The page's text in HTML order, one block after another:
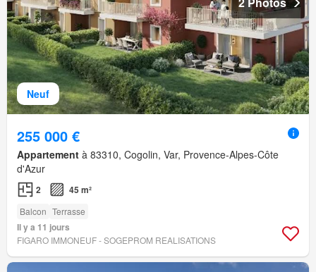
Neuf
255 000 €
Appartement à 83310, Cogolin, Var, Provence-Alpes-Côte
d'Azur
2 45 m²
Balcon Terrasse
Il y a 11 jours
FIGARO IMMONEUF - SOGEPROM REALISATIONS